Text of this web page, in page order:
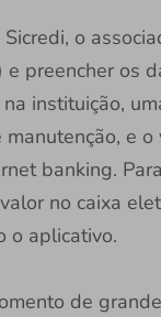
o
e preencher os
instituição,
e
banking.
no caixa
o aplicativo.
de